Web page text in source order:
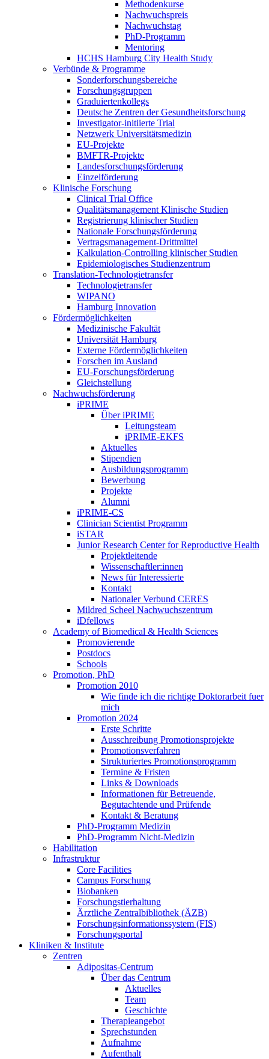
Methodenkurse
Nachwuchspreis
Nachwuchstag
PhD-Programm
Mentoring
HCHS Hamburg City Health Study
Verbünde & Programme
Sonderforschungsbereiche
Forschungsgruppen
Graduiertenkollegs
Deutsche Zentren der Gesundheitsforschung
Investigator-initiierte Trial
Netzwerk Universitätsmedizin
EU-Projekte
BMFTR-Projekte
Landesforschungsförderung
Einzelförderung
Klinische Forschung
Clinical Trial Office
Qualitätsmanagement Klinische Studien
Registrierung klinischer Studien
Nationale Forschungsförderung
Vertragsmanagement-Drittmittel
Kalkulation-Controlling klinischer Studien
Epidemiologisches Studienzentrum
Translation-Technologietransfer
Technologietransfer
WIPANO
Hamburg Innovation
Fördermöglichkeiten
Medizinische Fakultät
Universität Hamburg
Externe Fördermöglichkeiten
Forschen im Ausland
EU-Forschungsförderung
Gleichstellung
Nachwuchsförderung
iPRIME
Über iPRIME
Leitungsteam
iPRIME-EKFS
Aktuelles
Stipendien
Ausbildungsprogramm
Bewerbung
Projekte
Alumni
iPRIME-CS
Clinician Scientist Programm
iSTAR
Junior Research Center for Reproductive Health
Projektleitende
Wissenschaftler:innen
News für Interessierte
Kontakt
Nationaler Verbund CERES
Mildred Scheel Nachwuchszentrum
iDfellows
Academy of Biomedical & Health Sciences
Promovierende
Postdocs
Schools
Promotion, PhD
Promotion 2010
Wie finde ich die richtige Doktorarbeit fuer
mich
Promotion 2024
Erste Schritte
Ausschreibung Promotionsprojekte
Promotionsverfahren
Strukturiertes Promotionsprogramm
Termine & Fristen
Links & Downloads
Informationen für Betreuende,
Begutachtende und Prüfende
Kontakt & Beratung
PhD-Programm Medizin
PhD-Programm Nicht-Medizin
Habilitation
Infrastruktur
Core Facilities
Campus Forschung
Biobanken
Forschungstierhaltung
Ärztliche Zentralbibliothek (ÄZB)
Forschungsinformationssystem (FIS)
Forschungsportal
Kliniken & Institute
Zentren
Adipositas-Centrum
Über das Centrum
Aktuelles
Team
Geschichte
Therapieangebot
Sprechstunden
Aufnahme
Aufenthalt